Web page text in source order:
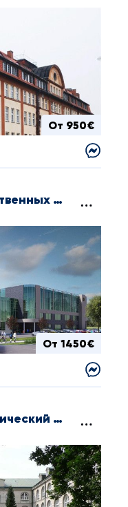
От 950€
Университет Естественных Наук в Люблине
От 1450€
Люблинский Католический Университет Иоанна Павла II